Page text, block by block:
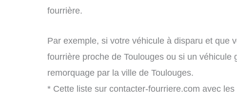
fourrière.
Par exemple, si votre véhicule à disparu et que
fourrière proche de Toulouges ou si un véhicule
remorquage par la ville de Toulouges.
* Cette liste sur contacter-fourriere.com avec